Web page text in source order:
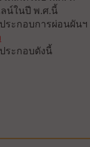
น์ในปี พ.ศ.นี้
ระกอบการผ่อนผันฯ
ระกอบดังนี้